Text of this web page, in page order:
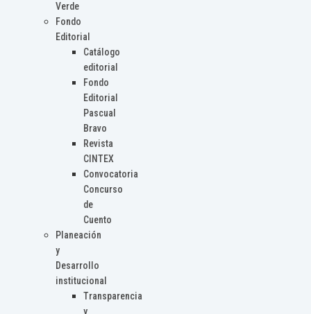
Verde
Fondo
Editorial
Catálogo
editorial
Fondo
Editorial
Pascual
Bravo
Revista
CINTEX
Convocatoria
Concurso
de
Cuento
Planeación
y
Desarrollo
institucional
Transparencia
y